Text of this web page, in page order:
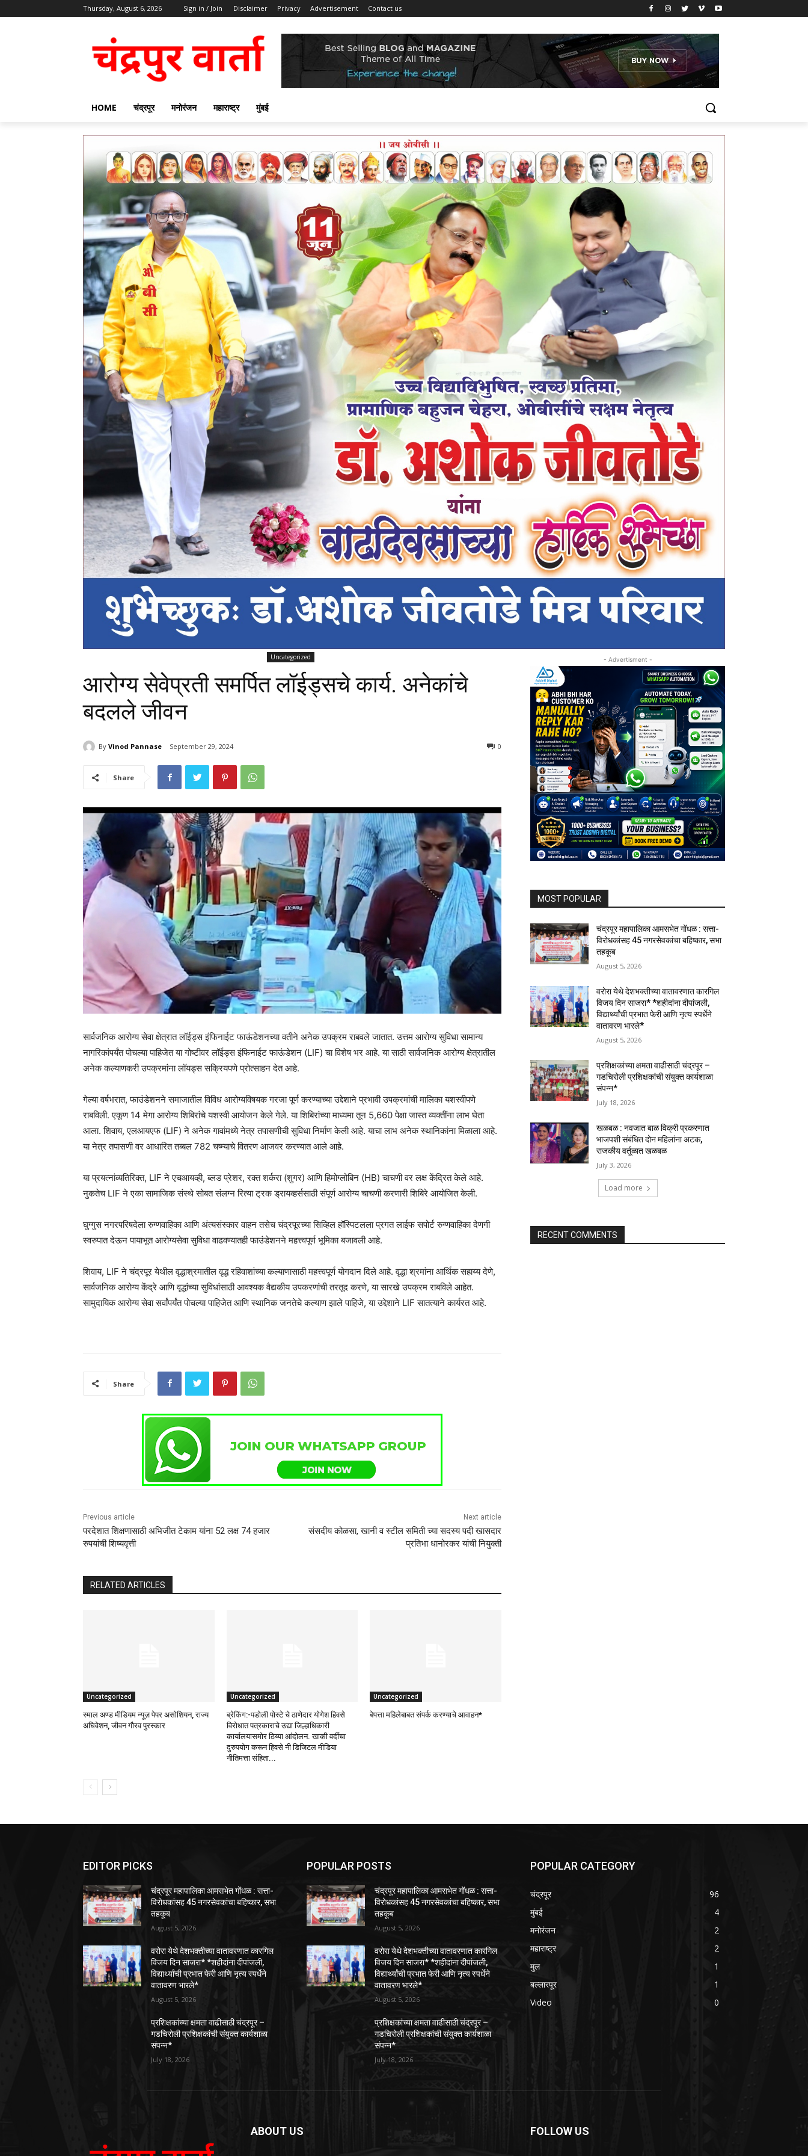
Thursday, August 6, 2026 Sign in / Join Disclaimer Privacy Advertisement Contact us
HOME चंद्रपूर मनोरंजन महाराष्ट्र मुंबई
Uncategorized
आरोग्य सेवेप्रती समर्पित लॉईड्सचे कार्य. अनेकांचे
बदलले जीवन
By Vinod Pannase September 29, 2024 0
Share
सार्वजनिक आरोग्य सेवा क्षेत्रात लॉईड्स इंफिनाईट फाऊंडेशनच्या वतीने अनेक उपक्रम राबवले जातात. उत्तम आरोग्य सुविधा सामान्य
नागरिकांपर्यंत पोचल्या पाहिजेत या गोष्टीवर लॉईड्स इंफिनाईट फाऊंडेशन (LIF) चा विशेष भर आहे. या साठी सार्वजनिक आरोग्य क्षेत्रातील
अनेक कल्याणकरी उपक्रमांना लॉयड्स सक्रियपणे प्रोत्साहन देत आहे.
गेल्या वर्षभरात, फाउंडेशनने समाजातील विविध आरोग्यविषयक गरजा पूर्ण करण्याच्या उ‌द्देशाने प्रभावी उपक्रमांची मालिका यशस्वीपणे
राबविली. एकूण 14 मेगा आरोग्य शिबिरांचे यशस्वी आयोजन केले गेले. या शिबिरांच्या माध्यमा तून 5,660 पेक्षा जास्त व्यक्तींना लाभ घेता
आला. शिवाय, एलआयएफ (LIF) ने अनेक गावांमध्ये नेत्र तपासणीची सुविधा निर्माण केली आहे. याचा लाभ अनेक स्थानिकांना मिळाला आहे.
या नेत्र तपासणी वर आधारित तब्बल 782 चष्म्याचे वितरण आजवर करण्यात आले आहे.
या प्रयत्नांव्यतिरिक्त, LIF ने एचआयव्ही, ब्लड प्रेशर, रक्त शर्करा (शुगर) आणि हिमोग्लोबिन (HB) चाचणी वर लक्ष केंद्रित केले आहे.
नुकतेच LIF ने एका सामाजिक संस्थे सोबत संलग्न रित्या ट्रक ड्रायव्हर्ससाठी संपूर्ण आरोग्य चाचणी करणारी शिबिरे आयोजित केली.
घुग्गुस नगरपरिषदेला रुग्णवाहिका आणि अंत्यसंस्कार वाहन तसेच चंद्रपूरच्या सिव्हिल हॉस्पिटलला प्रगत लाईफ सपोर्ट रुग्णवाहिका देणगी
स्वरुपात देऊन पायाभूत आरोग्यसेवा सुविधा वाढवण्यातही फाउंडेशनने महत्त्वपूर्ण भूमिका बजावली आहे.
शिवाय, LIF ने चंद्रपूर येथील वृद्धाश्रमातील वृद्ध रहिवाशांच्या कल्याणासाठी महत्त्वपूर्ण योगदान दिले आहे. वृद्धा श्रमांना आर्थिक सहाय्य देणे,
सार्वजनिक आरोग्य केंद्रे आणि वृद्धांच्या सुविधांसाठी आवश्यक वैद्यकीय उपकरणांची तरतूद करणे, या सारखे उपक्रम राबविले आहेत.
सामुदायिक आरोग्य सेवा सर्वांपर्यंत पोचल्या पाहिजेत आणि स्थानिक जनतेचे कल्याण झाले पाहिजे, या उ‌द्देशाने LIF सातत्याने कार्यरत आहे.
Share
Previous article
परदेशात शिक्षणासाठी अभिजीत टेकाम यांना 52 लक्ष 74 हजार
रुपयांची शिष्यवृत्ती
Next article
संसदीय कोळसा, खानी व स्टील समिती च्या सदस्य पदी खासदार
प्रतिभा धानोरकर यांची नियुक्ती
RELATED ARTICLES
Uncategorized
स्माल अण्ड मीडियम न्यूज़ पेपर असोशियन, राज्य
अघिवेशन, जीवन गौरव पुरस्कार
Uncategorized
ब्रेकिंग:-पडोली पोस्टे चे ठाणेदार योगेश हिवसे
विरोधात पत्रकाराचे उद्या जिल्हाधिकारी
कार्यालयासमोर ठिय्या आंदोलन. खाकी वर्दीचा
दुरुपयोग करून हिवसे नी डिजिटल मीडिया
नीतिमत्ता संहिता...
Uncategorized
बेपत्ता महिलेबाबत संपर्क करण्याचे आवाहन*
- Advertisment -
MOST POPULAR
चंद्रपूर महापालिका आमसभेत गोंधळ : सत्ता-
विरोधकांसह 45 नगरसेवकांचा बहिष्कार, सभा
तहकूब
August 5, 2026
वरोरा येथे देशभक्तीच्या वातावरणात कारगिल
विजय दिन साजरा* *शहीदांना दीपांजली,
विद्यार्थ्यांची प्रभात फेरी आणि नृत्य स्पर्धेने
वातावरण भारले*
August 5, 2026
प्रशिक्षकांच्या क्षमता वाढीसाठी चंद्रपूर –
गडचिरोली प्रशिक्षकांची संयुक्त कार्यशाळा
संपन्न*
July 18, 2026
खळबळ : नवजात बाळ विक्री प्रकरणात
भाजपशी संबंधित दोन महिलांना अटक,
राजकीय वर्तूळात खळबळ
July 3, 2026
Load more
RECENT COMMENTS
EDITOR PICKS
चंद्रपूर महापालिका आमसभेत गोंधळ : सत्ता-
विरोधकांसह 45 नगरसेवकांचा बहिष्कार, सभा
तहकूब
August 5, 2026
वरोरा येथे देशभक्तीच्या वातावरणात कारगिल
विजय दिन साजरा* *शहीदांना दीपांजली,
विद्यार्थ्यांची प्रभात फेरी आणि नृत्य स्पर्धेने
वातावरण भारले*
August 5, 2026
प्रशिक्षकांच्या क्षमता वाढीसाठी चंद्रपूर –
गडचिरोली प्रशिक्षकांची संयुक्त कार्यशाळा
संपन्न*
July 18, 2026
POPULAR POSTS
चंद्रपूर महापालिका आमसभेत गोंधळ : सत्ता-
विरोधकांसह 45 नगरसेवकांचा बहिष्कार, सभा
तहकूब
August 5, 2026
वरोरा येथे देशभक्तीच्या वातावरणात कारगिल
विजय दिन साजरा* *शहीदांना दीपांजली,
विद्यार्थ्यांची प्रभात फेरी आणि नृत्य स्पर्धेने
वातावरण भारले*
August 5, 2026
प्रशिक्षकांच्या क्षमता वाढीसाठी चंद्रपूर –
गडचिरोली प्रशिक्षकांची संयुक्त कार्यशाळा
संपन्न*
July 18, 2026
POPULAR CATEGORY
चंद्रपूर
96
मुंबई
4
मनोरंजन
2
महाराष्ट्र
2
मुल
1
बल्लारपूर
1
Video
0
ABOUT US FOLLOW US